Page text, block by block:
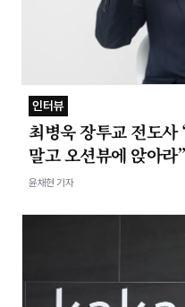
인터뷰
최병욱 장투교 전도사
말고 오션뷰에 앉아라”
윤채현 기자